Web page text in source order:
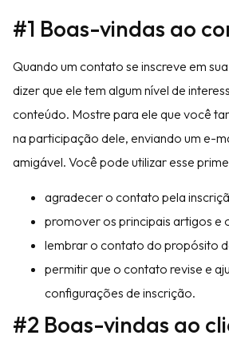
#1 Boas-vindas ao
Quando um contato se inscreve em
dizer que ele tem algum nível de
conteúdo. Mostre para ele que você
na participação dele, enviando um e-
amigável. Você pode utilizar esse
agradecer o contato pela
promover os principais artigos e
lembrar o contato do propósito
permitir que o contato revise e
configurações de inscrição.
#2 Boas-vindas ao